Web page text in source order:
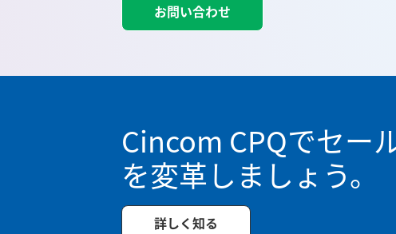
お問い合わせ
Cincom CPQでセー
を変革しましょう。
詳しく知る